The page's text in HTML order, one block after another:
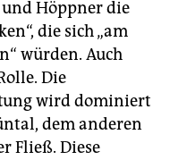
Höppner die
die sich „am
würden. Auch
Die
wird dominiert
dem anderen
Fließ. Diese